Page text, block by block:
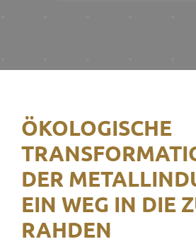
ÖKOLOGISCHE
DER
EIN WEG IN DIE
RAHDEN